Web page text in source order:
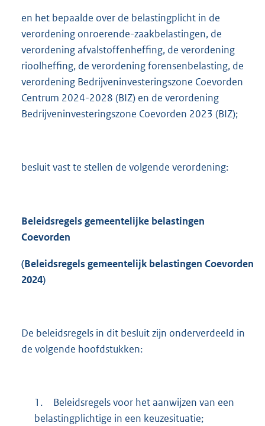
en het bepaalde over de belastingplicht in de
verordening onroerende-zaakbelastingen, de
verordening afvalstoffenheffing, de verordening
rioolheffing, de verordening forensenbelasting, de
verordening Bedrijveninvesteringszone Coevorden
Centrum 2024-2028 (BIZ) en de verordening
Bedrijveninvesteringszone Coevorden 2023 (BIZ);
besluit vast te stellen de volgende verordening:
Beleidsregels gemeentelijke belastingen
Coevorden
(Beleidsregels gemeentelijk belastingen Coevorden
2024)
De beleidsregels in dit besluit zijn onderverdeeld in
de volgende hoofdstukken:
1.
Beleidsregels voor het aanwijzen van een
belastingplichtige in een keuzesituatie;